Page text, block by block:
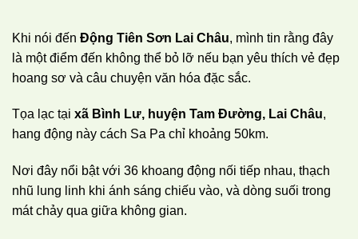
Khi nói đến Động Tiên Sơn Lai Châu, mình tin rằng đây
là một điểm đến không thể bỏ lỡ nếu bạn yêu thích vẻ đẹp
hoang sơ và câu chuyện văn hóa đặc sắc.
Tọa lạc tại xã Bình Lư, huyện Tam Đường, Lai Châu,
hang động này cách Sa Pa chỉ khoảng 50km.
Nơi đây nổi bật với 36 khoang động nối tiếp nhau, thạch
nhũ lung linh khi ánh sáng chiếu vào, và dòng suối trong
mát chảy qua giữa không gian.